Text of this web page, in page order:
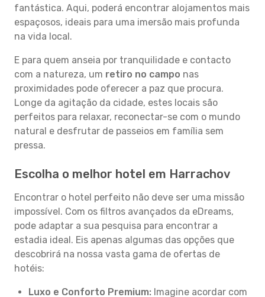
fantástica. Aqui, poderá encontrar alojamentos mais
espaçosos, ideais para uma imersão mais profunda
na vida local.
E para quem anseia por tranquilidade e contacto
com a natureza, um retiro no campo nas
proximidades pode oferecer a paz que procura.
Longe da agitação da cidade, estes locais são
perfeitos para relaxar, reconectar-se com o mundo
natural e desfrutar de passeios em família sem
pressa.
Escolha o melhor hotel em Harrachov
Encontrar o hotel perfeito não deve ser uma missão
impossível. Com os filtros avançados da eDreams,
pode adaptar a sua pesquisa para encontrar a
estadia ideal. Eis apenas algumas das opções que
descobrirá na nossa vasta gama de ofertas de
hotéis:
Luxo e Conforto Premium: Imagine acordar com